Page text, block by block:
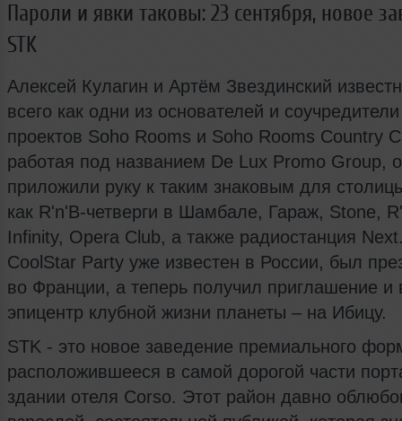
Пароли и явки таковы: 23 сентября, новое
STK
Алексей Кулагин и Артём Звездинский
всего как одни из основателей и
проектов Soho Rooms и Soho Rooms Country
работая под названием De Lux Promo Group,
приложили руку к таким знаковым для
как R'n'B-четверги в Шамбале, Гараж, Stone,
Infinity, Opera Club, а также радиостанция
CoolStar Party уже известен в России, был
во Франции, а теперь получил приглашение и
эпицентр клубной жизни планеты – на Ибицу.
STK - это новое заведение премиального
расположившееся в самой дорогой части
здании отеля Corso. Этот район давно